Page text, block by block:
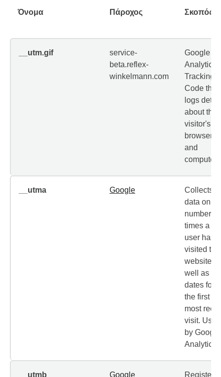
Όνομα Πάροχος Σκοπός
__utm.gif
service-
beta.reflex-
winkelmann.com
Google
Analytics
Tracking
Code that
logs
about the
visitor's
browser
and
computer.
__utma Google
Collects
data on
number of
times a
user has
visited the
website
well as
dates for
the first
most
visit. Used
by Google
Analytics.
__utmb Google Registers